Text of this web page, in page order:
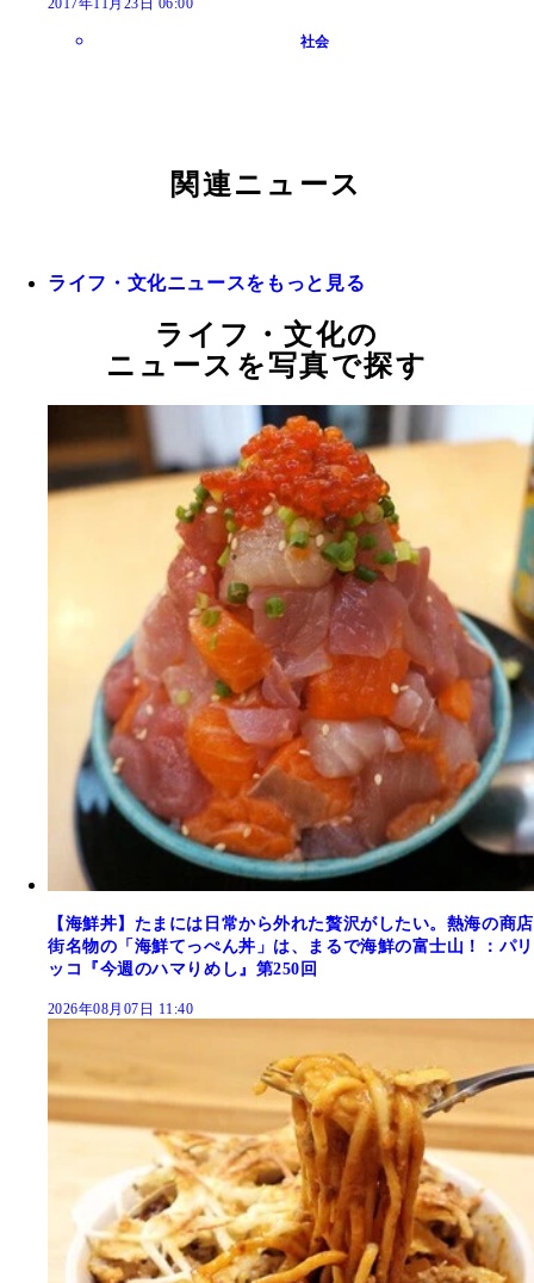
社会
関連ニュース
ライフ・文化ニュースをもっと見る
ライフ・文化の
ニュースを写真で探す
【海鮮丼】たまには日常から外れた贅沢がしたい。熱海の商店
街名物の「海鮮てっぺん丼」は、まるで海鮮の富士山！：パリ
ッコ『今週のハマりめし』第250回
2026年08月07日 11:40